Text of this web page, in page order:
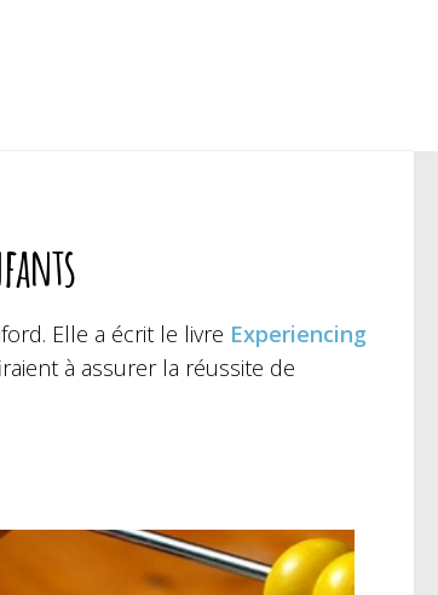
Elle a écrit le livre Experiencing
à assurer la réussite de